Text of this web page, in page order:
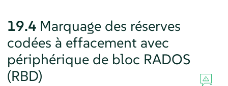
19.4 Marquage des réserves
codées à effacement avec
périphérique de bloc RADOS
(RBD)